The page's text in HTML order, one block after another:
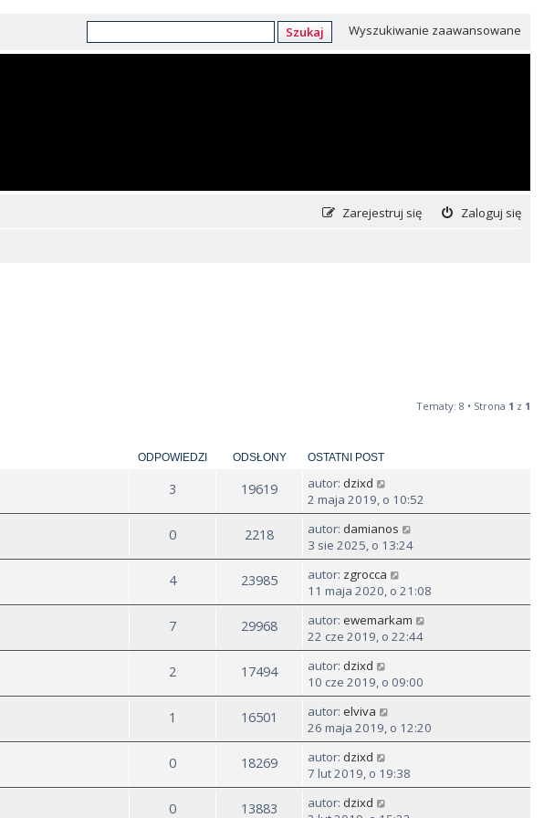
Szukaj Wyszukiwanie zaawansowane
Zaloguj się
Zarejestruj się
Tematy: 8 • Strona 1 z 1
ODPOWIEDZI ODSŁONY OSTATNI POST
3 19619 autor: dzixd
2 maja 2019, o 10:52
0 2218 autor: damianos
3 sie 2025, o 13:24
4 23985 autor: zgrocca
11 maja 2020, o 21:08
7 29968 autor: ewemarkam
22 cze 2019, o 22:44
2 17494 autor: dzixd
10 cze 2019, o 09:00
1 16501 autor: elviva
26 maja 2019, o 12:20
0 18269 autor: dzixd
7 lut 2019, o 19:38
0 13883 autor: dzixd